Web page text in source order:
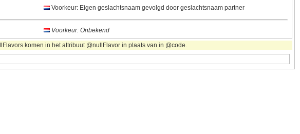
Voorkeur: Eigen geslachtsnaam gevolgd door geslachtsnaam partner
Voorkeur: Onbekend
komen in het attribuut @nullFlavor in plaats van in @code.